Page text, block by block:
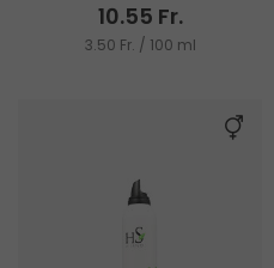
10.55 Fr.
3.50 Fr. / 100 ml